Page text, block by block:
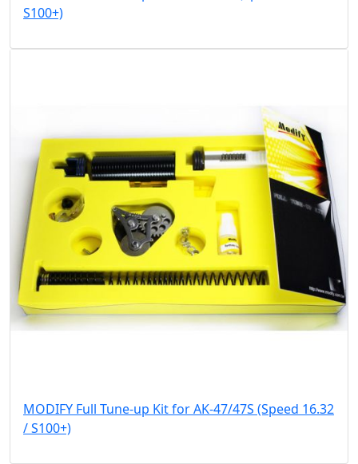
S100+)
MODIFY Full Tune-up Kit for AK-47/47S (Speed 16.32
/ S100+)